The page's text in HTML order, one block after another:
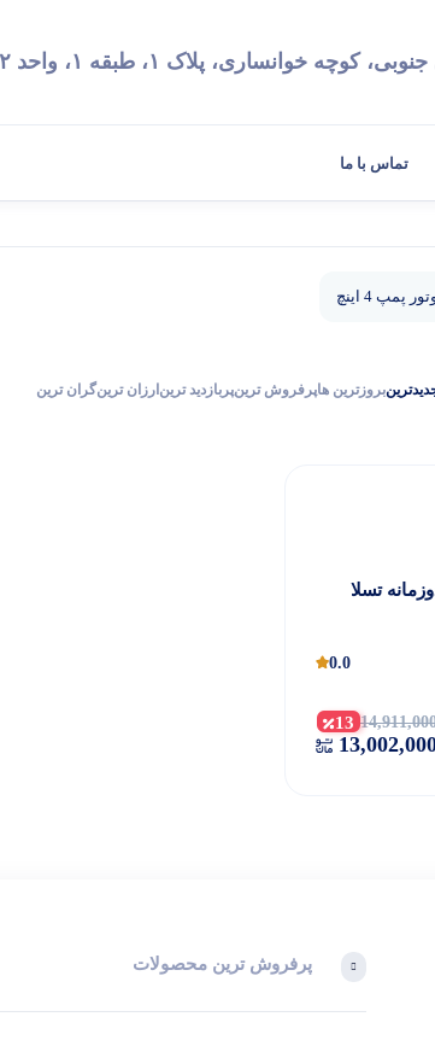
کوچه خوانساری، پلاک ۱، طبقه ۱، واحد ۲
تماس با ما
پمپ 4 اینچ
بروزترین هاپرفروش ترینپربازدید ترینارزان ترینگران ترین
1 اینچ دوزمانه تسلا
0.0
13
پرفروش ترین محصولات